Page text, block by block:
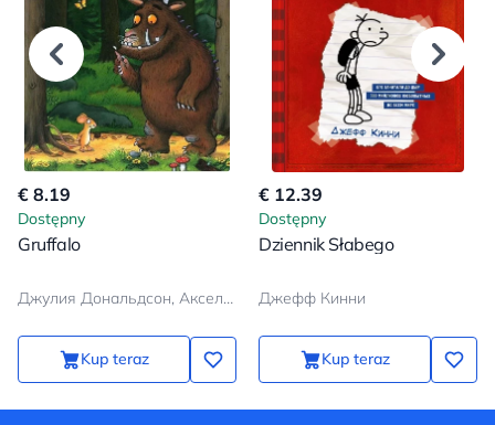
€ 8.19
Dostępny
Gruffalo
Джулия Дональдсон, Аксель Шеффлер
Kup teraz
€ 12.39
Dostępny
Dziennik Słabego
Джефф Кинни
Kup teraz